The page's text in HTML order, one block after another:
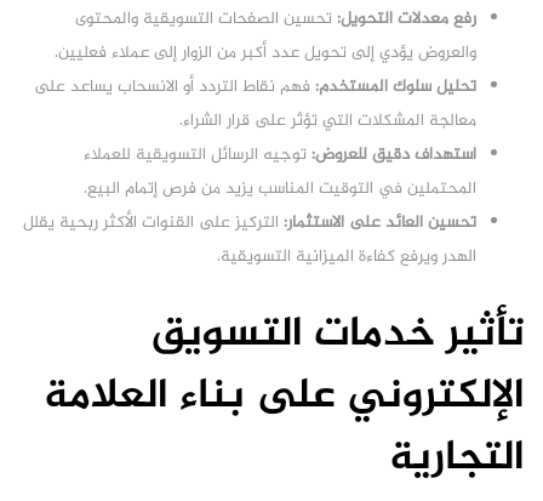
رفع معدلات التحويل: تحسين الصفحات التسويقية والمحتوى
والعروض يؤدي إلى تحويل عدد أكبر من الزوار إلى عملاء فعليين.
تحليل سلوك المستخدم:فهم نقاط التردد أو الانسحاب يساعد على
معالجة المشكلات التي تؤثر على قرار الشراء.
استهداف دقيق للعروض: توجيه الرسائل التسويقية للعملاء
المحتملين في التوقيت المناسب يزيد من فرص إتمام البيع.
تحسين العائد على الاستثمار: التركيز على القنوات الأكثر ربحية يقلل
الهدر ويرفع كفاءة الميزانية التسويقية.
تأثير خدمات التسويق
الإلكتروني على بناء العلامة
التجارية